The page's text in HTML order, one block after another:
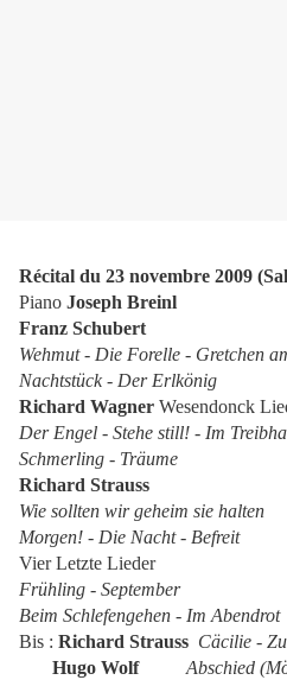
Récital du 23 novembre 2009
Piano Joseph Breinl
Franz Schubert
Wehmut - Die Forelle - Gretchen
Nachtstück - Der Erlkönig
Richard Wagner Wesendonck
Der Engel - Stehe still! - Im
Schmerling - Träume
Richard Strauss
Wie sollten wir geheim sie halten
Morgen! - Die Nacht - Befreit
Vier Letzte Lieder
Frühling - September
Beim Schlefengehen - Im Abendrot
Bis : Richard Strauss Cäcilie -
Hugo Wolf
Abschied